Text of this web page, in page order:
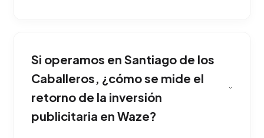
ubicación fueron originadas por los anuncios
mostrados durante el trayecto del usuario.
Nuestro equipo implementa esta solución
Santiago de los Caballeros.
Si operamos en Santiago de los
Caballeros, ¿cómo se mide el
retorno de la inversión
publicitaria en Waze?